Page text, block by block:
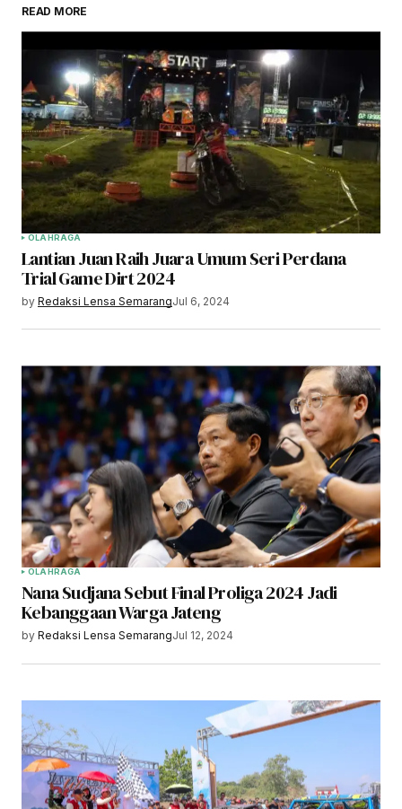
READ MORE
OLAHRAGA
Lantian Juan Raih Juara Umum Seri Perdana
Trial Game Dirt 2024
by Redaksi Lensa SemarangJul 6, 2024
OLAHRAGA
Nana Sudjana Sebut Final Proliga 2024 Jadi
Kebanggaan Warga Jateng
by Redaksi Lensa SemarangJul 12, 2024